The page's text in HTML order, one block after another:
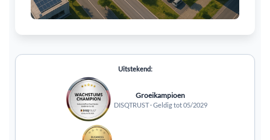
Uitstekend:
Groeikampioen
DISQTRUST · Geldig tot 05/2029